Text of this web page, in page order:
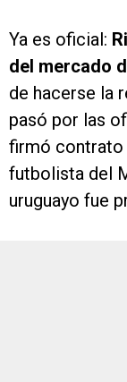
Ya es oficial:
del mercado
de hacerse la
pasó por las
firmó contrato
futbolista del
uruguayo fue